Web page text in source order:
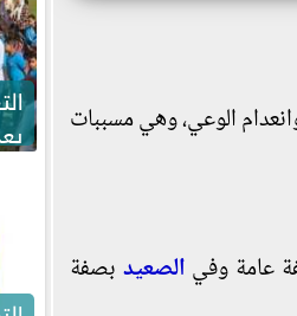
الوعي، وهي مسببات
عامة وفي الصعيد بصفة